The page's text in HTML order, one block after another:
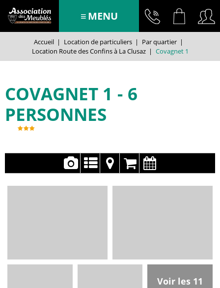
MENU
Accueil | Location de particuliers | Par quartier |
Location Route des Confins à La Clusaz | Covagnet 1
COVAGNET 1
6
PERSONNES
Voir les 11